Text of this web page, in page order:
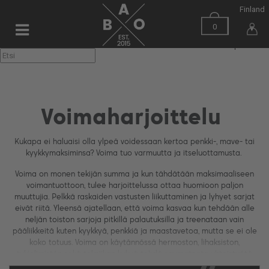
0
Finland
▼
Voimaharjoittelu
Kukapa ei haluaisi olla ylpeä voidessaan kertoa penkki-, mave- tai
kyykkymaksiminsa? Voima tuo varmuutta ja itseluottamusta.
Voima on monen tekijän summa ja kun tähdätään maksimaaliseen
voimantuottoon, tulee harjoittelussa ottaa huomioon paljon
muuttujia. Pelkkä raskaiden vastusten liikuttaminen ja lyhyet sarjat
eivät riitä. Yleensä ajatellaan, että voima kasvaa kun tehdään alle
neljän toiston sarjoja pitkillä palautuksilla ja treenataan vain
pääliikkeitä kuten kyykkyä, penkkiä ja maastavetoa, mutta se ei ole
koko totuus. Voima on käytännössä hermoston, lihaksiston,
mahdollisimman taloudellisesti. Kehittääkseen maksimivoimaa